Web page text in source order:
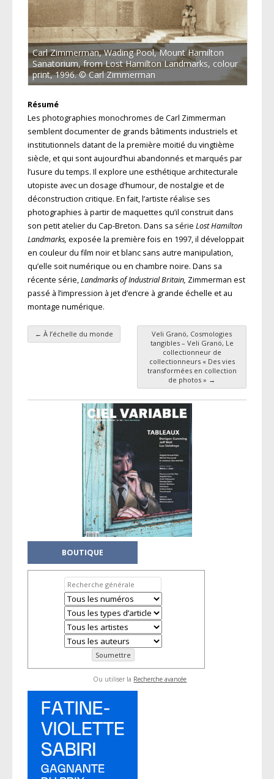
Carl Zimmerman, Wading Pool, Mount Hamilton
Sanatorium, from Lost Hamilton Landmarks, colour
print, 1996. © Carl Zimmerman
Résumé
Les photographies monochromes de Carl Zimmerman
semblent documenter de grands bâtiments industriels et
institutionnels datant de la première moitié du vingtième
siècle, et qui sont aujourd’hui abandonnés et marqués par
l’usure du temps. Il explore une esthétique architecturale
utopiste avec un dosage d’humour, de nostalgie et de
déconstruction critique. En fait, l’artiste réalise ses
photographies à partir de maquettes qu’il construit dans
son petit atelier du Cap-Breton. Dans sa série Lost Hamilton
Landmarks, exposée la première fois en 1997, il développait
en couleur du film noir et blanc sans autre manipulation,
qu’elle soit numérique ou en chambre noire. Dans sa
récente série,Landmarks of Industrial Britain, Zimmerman est
passé à l’impression à jet d’encre à grande échelle et au
montage numérique.
Navigation des articles
← À l’échelle du monde
Veli Granö, Cosmologies
tangibles – Veli Granö, Le
collectionneur de
collectionneurs « Des vies
transformées en collection
de photos » →
BOUTIQUE
Ou utiliser la Recherche avancée